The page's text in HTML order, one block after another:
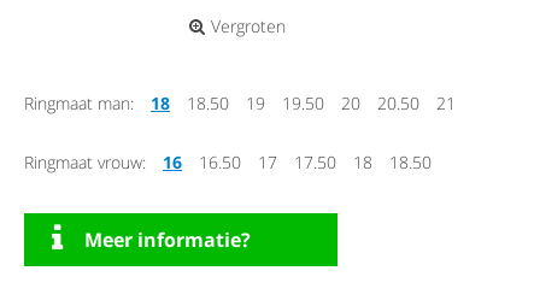
Vergroten
Ringmaat man: 18 18.50 19 19.50 20 20.50 21
Ringmaat vrouw: 16 16.50 17 17.50 18 18.50
Meer informatie?